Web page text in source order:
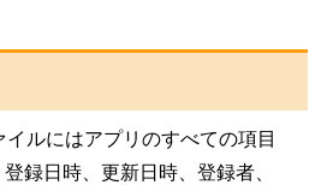
ルにはアプリのすべての項目
登録日時、更新日時、登録者、